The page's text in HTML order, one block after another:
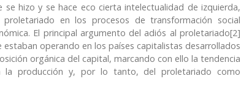
hizo y se hace eco cierta intelectualidad de izquierda,
en los procesos de transformación social
El principal argumento del adiós al proletariado[2]
operando en los países capitalistas desarrollados
orgánica del capital, marcando con ello la tendencia
producción y, por lo tanto, del proletariado como